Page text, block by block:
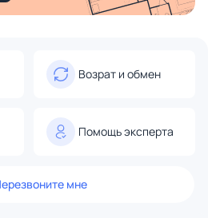
Возрат и обмен
Помощь эксперта
мне